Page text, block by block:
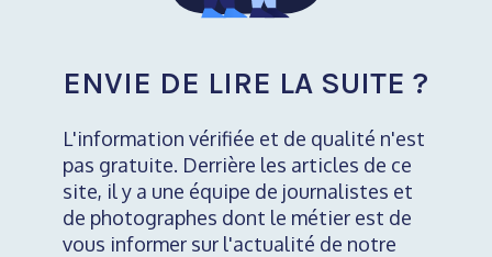
ENVIE DE LIRE LA SUITE ?
L'information vérifiée et de qualité n'est
pas gratuite. Derrière les articles de ce
site, il y a une équipe de journalistes et
de photographes dont le métier est de
vous informer sur l'actualité de notre